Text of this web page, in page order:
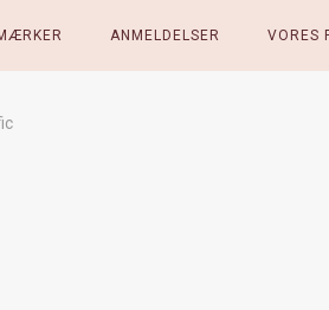
ANMELDELSER VORES